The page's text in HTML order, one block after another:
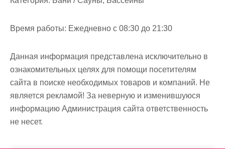
Время работы: Ежедневно с 08:30 до 21:30
Данная информация представлена исключительно в
ознакомительных целях для помощи посетителям
сайта в поиске необходимых товаров и компаний. Не
является рекламой! За неверную и изменившуюся
информацию Администрация сайта ответственность
не несет.